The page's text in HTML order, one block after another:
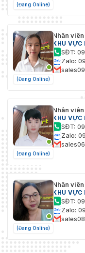
(Đang Online)
(Đang Online)
Nhân
KHU VỰC
SĐT:
Zalo:
(Đang Online)
Nhân
KHU VỰC
SĐT:
Zalo:
(Đang Online)
Nhân
KHU VỰC
SĐT:
Zalo: